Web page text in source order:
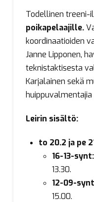
Todellinen treeni-
poikapelaajille.
koordinaatioiden
Janne Lipponen,
teknistaktisesta
Karjalainen sekä
huippuvalmentajia
Leirin sisältö:
to 20.2 ja pe
16-13-synt:
13.30.
12-09-
15.00.